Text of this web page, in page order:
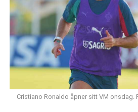
Cristiano Ronaldo åpner sitt VM onsdag.